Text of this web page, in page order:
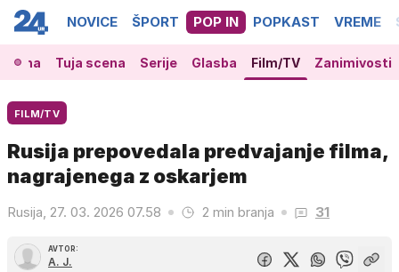
NOVICE ŠPORT POP IN POPKAST VREME
Tuja scena Serije Glasba Film/TV Zanimivosti
FILM/TV
Rusija prepovedala predvajanje filma,
nagrajenega z oskarjem
Rusija, 27. 03. 2026 07.58 2 min branja 31
AVTOR:
A. J.